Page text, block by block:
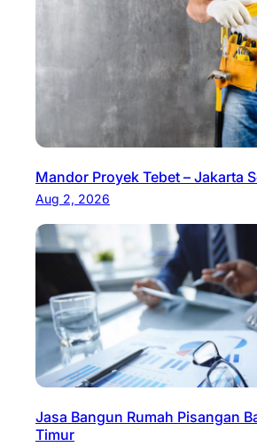
Mandor Proyek Tebet – Jakarta
Aug 2, 2026
Jasa Bangun Rumah Pisangan
Timur